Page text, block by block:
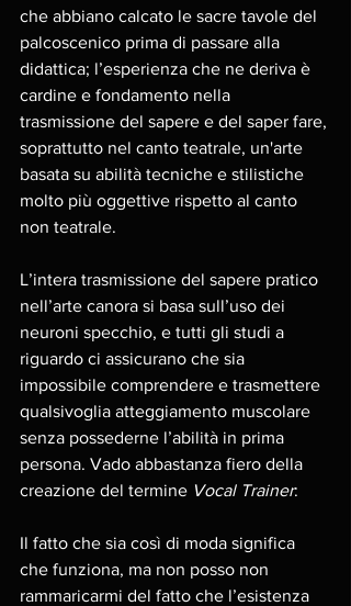
che abbiano calcato le sacre tavole del
palcoscenico prima di passare alla
didattica; l’esperienza che ne deriva è
cardine e fondamento nella
trasmissione del sapere e del saper fare,
soprattutto nel canto teatrale, un'arte
basata su abilità tecniche e stilistiche
molto più oggettive rispetto al canto
non teatrale.
L’intera trasmissione del sapere pratico
nell’arte canora si basa sull’uso dei
neuroni specchio, e tutti gli studi a
riguardo ci assicurano che sia
impossibile comprendere e trasmettere
qualsivoglia atteggiamento muscolare
senza possederne l’abilità in prima
persona. Vado abbastanza fiero della
creazione del termine Vocal Trainer:
Il fatto che sia così di moda significa
che funziona, ma non posso non
rammaricarmi del fatto che l’esistenza